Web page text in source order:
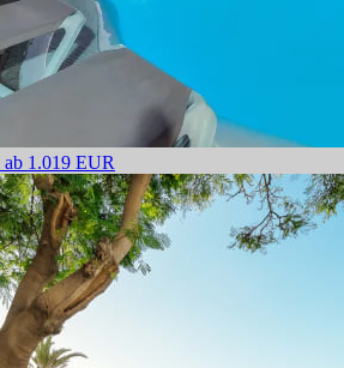
ab 1.019 EUR